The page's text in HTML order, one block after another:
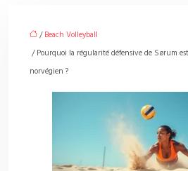
/Beach Volleyball
/ Pourquoi la régularité défensive de Sørum
norvégien ?